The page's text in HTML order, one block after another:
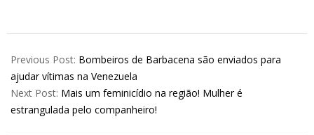
07-
03
Previous Post: Bombeiros de Barbacena são enviados para
ajudar vítimas na Venezuela
Next Post: Mais um feminicídio na região! Mulher é
estrangulada pelo companheiro!